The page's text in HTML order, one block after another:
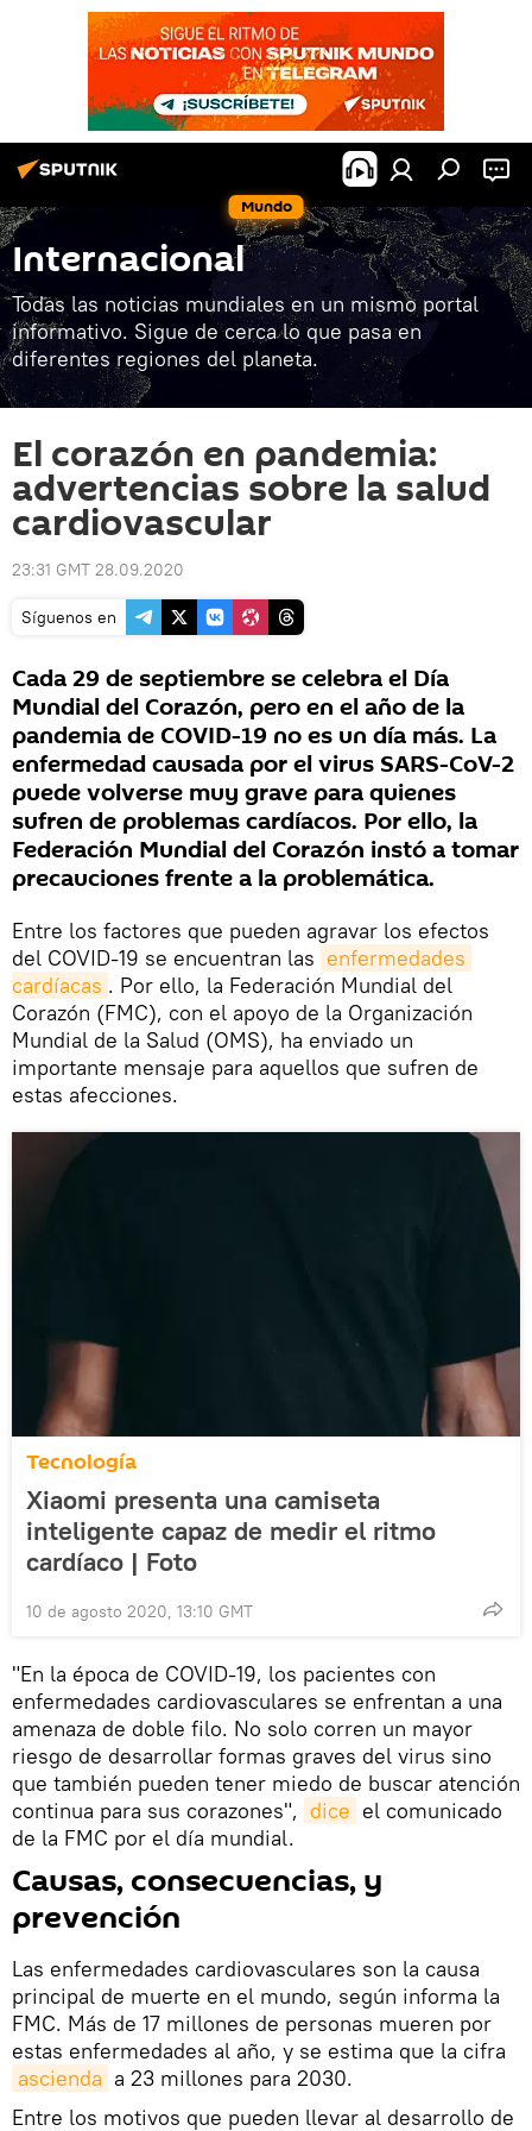
Mundo
Internacional
Todas las noticias mundiales en un mismo portal
informativo. Sigue de cerca lo que pasa en
diferentes regiones del planeta.
El corazón en pandemia:
advertencias sobre la salud
cardiovascular
23:31 GMT 28.09.2020
Síguenos en
Cada 29 de septiembre se celebra el Día
Mundial del Corazón, pero en el año de la
pandemia de COVID-19 no es un día más. La
enfermedad causada por el virus SARS-CoV-2
puede volverse muy grave para quienes
sufren de problemas cardíacos. Por ello, la
Federación Mundial del Corazón instó a tomar
precauciones frente a la problemática.
Entre los factores que pueden agravar los efectos
del COVID-19 se encuentran las enfermedades
cardíacas . Por ello, la Federación Mundial del
Corazón (FMC), con el apoyo de la Organización
Mundial de la Salud (OMS), ha enviado un
importante mensaje para aquellos que sufren de
estas afecciones.
Tecnología
Xiaomi presenta una camiseta
inteligente capaz de medir el ritmo
cardíaco | Foto
10 de agosto 2020, 13:10 GMT
"En la época de COVID-19, los pacientes con
enfermedades cardiovasculares se enfrentan a una
amenaza de doble filo. No solo corren un mayor
riesgo de desarrollar formas graves del virus sino
que también pueden tener miedo de buscar atención
continua para sus corazones", dice el comunicado
de la FMC por el día mundial.
Causas, consecuencias, y
prevención
Las enfermedades cardiovasculares son la causa
principal de muerte en el mundo, según informa la
FMC. Más de 17 millones de personas mueren por
estas enfermedades al año, y se estima que la cifra
ascienda a 23 millones para 2030.
Entre los motivos que pueden llevar al desarrollo de